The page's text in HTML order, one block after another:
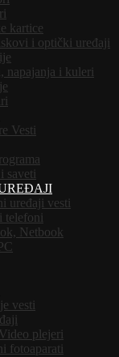
kartice
i optički uređaji
napajanja i kuleri
Vesti
saveti
uređaji vesti
telefoni
Netbook
vesti
plejeri
fotoaparati